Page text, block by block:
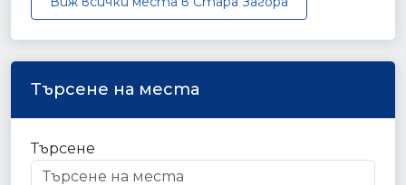
Търсене на места
Търсене